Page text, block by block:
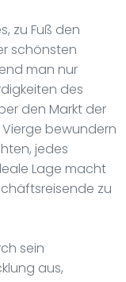
zu Fuß den
schönsten
man nur
des
den Markt der
bewundern
jedes
Lage macht
zu
sein
aus,